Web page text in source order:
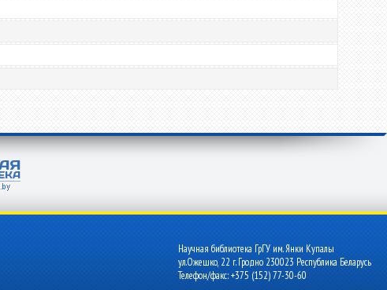
Научная библиотека ГрГУ им. Янки Купалы
ул.Ожешко, 22 г. Гродно 230023 Республика Беларусь
Телефон/факс: +375 (152) 77-30-60